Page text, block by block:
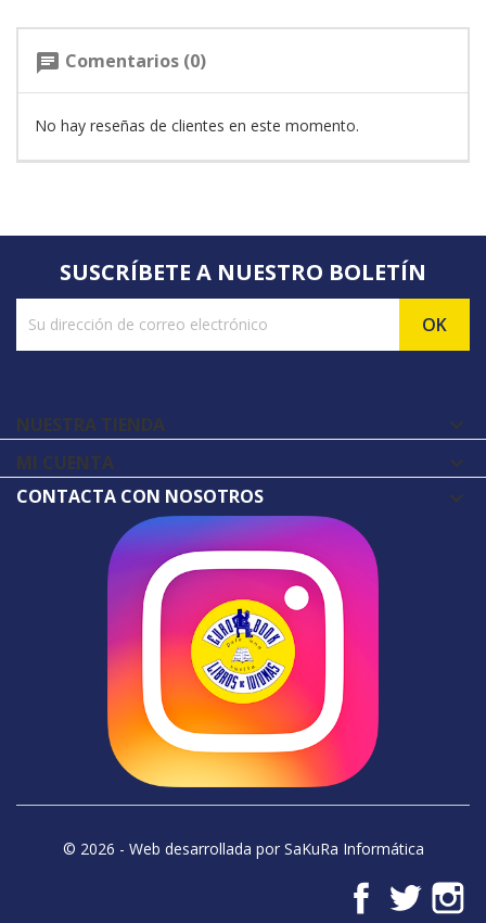
chat Comentarios (0)
No hay reseñas de clientes en este momento.
SUSCRÍBETE A NUESTRO BOLETÍN
NUESTRA TIENDA 
MI CUENTA 
CONTACTA CON NOSOTROS
© 2026 - Web desarrollada por SaKuRa Informática